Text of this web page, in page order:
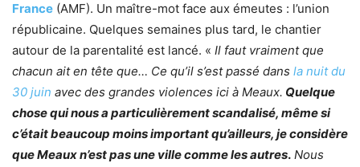
France (AMF). Un maître-mot face aux émeutes : l’union
républicaine. Quelques semaines plus tard, le chantier
autour de la parentalité est lancé. « Il faut vraiment que
chacun ait en tête que… Ce qu’il s’est passé dans la nuit du
30 juin avec des grandes violences ici à Meaux. Quelque
chose qui nous a particulièrement scandalisé, même si
c’était beaucoup moins important qu’ailleurs, je considère
que Meaux n’est pas une ville comme les autres. Nous